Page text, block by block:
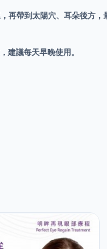
帶到太陽穴、耳朵後方
建議每天早晚使用。